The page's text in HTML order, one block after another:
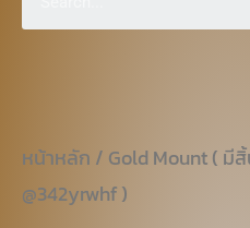
หน้าหลัก / Gold Mount ( มี
@342yrwhf )